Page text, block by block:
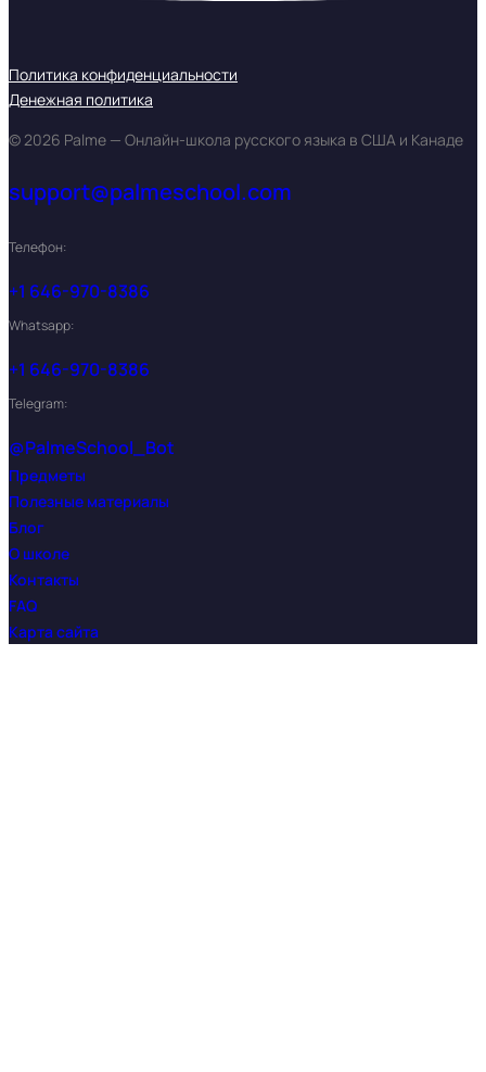
Политика конфиденциальности
Денежная политика
© 2026 Palme — Онлайн-школа русского языка в США и Канаде
support@palmeschool.com
Телефон:
+1 646-970-8386
Whatsapp:
+1 646-970-8386
Telegram:
@PalmeSchool_Bot
Предметы
Полезные материалы
Блог
О школе
Контакты
FAQ
Карта сайта